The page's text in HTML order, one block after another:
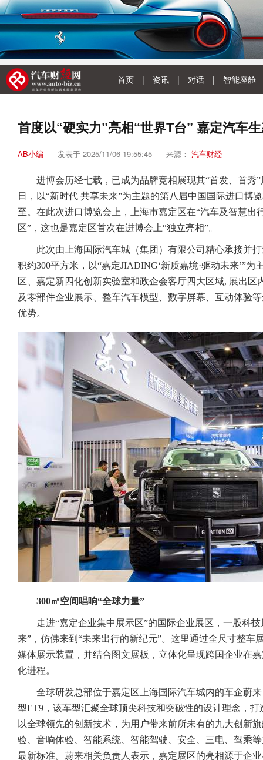
首页 | 资讯 | 对话 | 智能座舱
首度以“硬实力”亮相“世界T台” 嘉定汽车
AB小编 发表于 2025/11/06 19:55:45 来源： 汽车财经
进博会历经七载，已成为品牌竞相展现其“首发、首秀
日，以“新时代 共享未来”为主题的第八届中国国际进口博
至。在此次进口博览会上，上海市嘉定区在“汽车及智慧出
区”，这也是嘉定区首次在进博会上“独立亮相”。
此次由上海国际汽车城（集团）有限公司精心承接并
积约300平方米，以“嘉定JIADING‘新质嘉境·驱动未来’”
区、嘉定新四化创新实验室和政企会客厅四大区域, 展出区
及零部件企业展示、整车汽车模型、数字屏幕、互动体验
优势。
300㎡空间唱响“全球力量”
走进“嘉定企业集中展示区”的国际企业展区，一股科
来”，仿佛来到“未来出行的新纪元”。这里通过全尺寸整车
媒体展示装置，并结合图文展板，立体化呈现跨国企业在
化进程。
全球研发总部位于嘉定区上海国际汽车城内的车企蔚
型ET9，该车型汇聚全球顶尖科技和突破性的设计理念，
以全球领先的创新技术，为用户带来前所未有的九大创新
验、音响体验、智能系统、智能驾驶、安全、三电、驾乘
最新标准。蔚来相关负责人表示，嘉定展区的亮相源于企